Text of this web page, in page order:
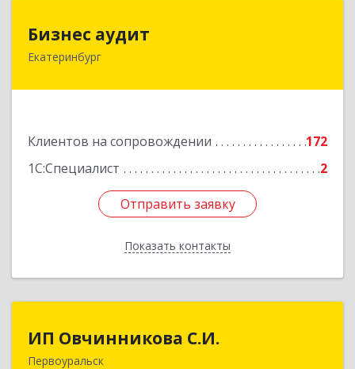
Бизнес аудит
Екатеринбург
Клиентов на сопровождении
172
1С:Специалист
2
Отправить заявку
Показать контакты
620062, Свердловская обл, Екатеринбург г,
Отправить заявку
Назад
ИП Овчинникова С.И.
Первоуральск
623119, Свердловская обл, Первоуральск г,